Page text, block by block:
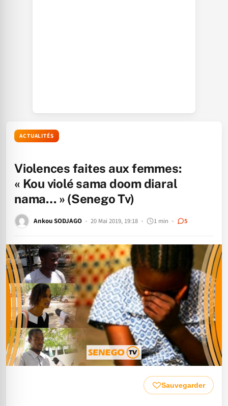
ACTUALITÉS
Violences faites aux femmes:
« Kou violé sama doom diaral
nama… » (Senego Tv)
Ankou SODJAGO 20 Mai 2019, 19:18 1 min 5
Sauvegarder